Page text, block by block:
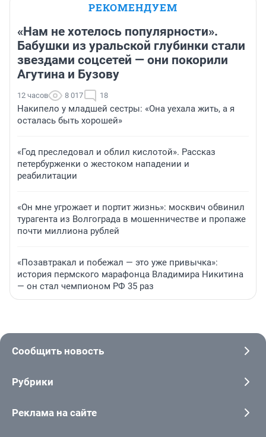
РЕКОМЕНДУЕМ
«Нам не хотелось популярности».
Бабушки из уральской глубинки стали
звездами соцсетей — они покорили
Агутина и Бузову
12 часов 8 017 18
Накипело у младшей сестры: «Она уехала жить, а я
осталась быть хорошей»
«Год преследовал и облил кислотой». Рассказ
петербурженки о жестоком нападении и
реабилитации
«Он мне угрожает и портит жизнь»: москвич обвинил
турагента из Волгограда в мошенничестве и пропаже
почти миллиона рублей
«Позавтракал и побежал — это уже привычка»:
история пермского марафонца Владимира Никитина
— он стал чемпионом РФ 35 раз
Сообщить новость
Рубрики
Реклама на сайте